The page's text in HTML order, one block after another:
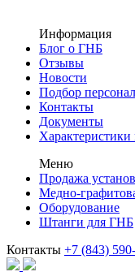
Информация
Блог о ГНБ
Отзывы
Новости
Подбор
Контакты
Документы
Меню
Продажа
Медно-
Оборудование
Штанги для ГНБ
Контакты +7 (843)